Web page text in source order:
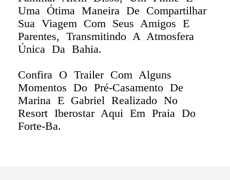
Uma Ótima Maneira De Compartilhar
Sua Viagem Com Seus Amigos E
Parentes, Transmitindo A Atmosfera
Única Da Bahia.
Confira O Trailer Com Alguns
Momentos Do Pré-Casamento De
Marina E Gabriel Realizado No
Resort Iberostar Aqui Em Praia Do
Forte-Ba.